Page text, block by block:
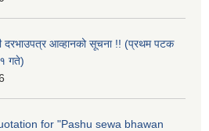
दरभाउपत्र आव्हानको सूचना !! (प्रथम पटक
गते)
for "Pashu sewa bhawan